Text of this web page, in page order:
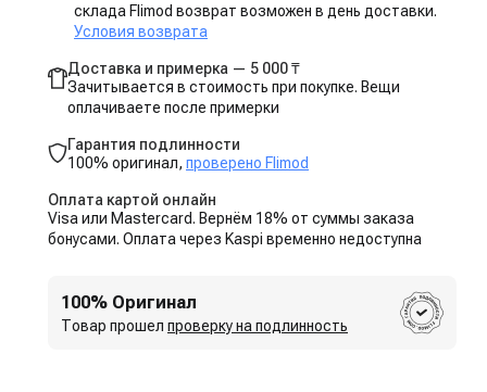
склада Flimod возврат возможен в день доставки.
Условия возврата
Доставка и примерка — 5 000 ₸
Зачитывается в стоимость при покупке. Вещи
оплачиваете после примерки
Гарантия подлинности
100% оригинал, проверено Flimod
Оплата картой онлайн
Visa или Mastercard. Вернём 18% от суммы заказа
бонусами. Оплата через Kaspi временно недоступна
100% Оригинал
Товар прошел проверку на подлинность